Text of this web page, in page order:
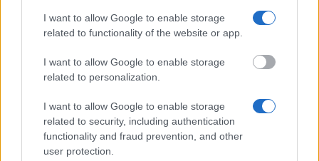
I want to allow Google to enable storage
related to functionality of the website or app.
I want to allow Google to enable storage
related to personalization.
I want to allow Google to enable storage
related to security, including authentication
functionality and fraud prevention, and other
user protection.
SEPI Foundation/Airbus Group - SEPI Foundation-
920 €
Romanillos Foundation - Scholarships for low-
income students